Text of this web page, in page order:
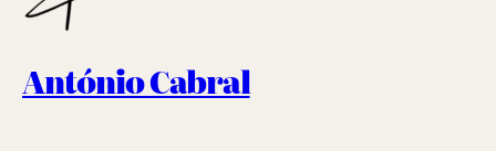
António Cabral